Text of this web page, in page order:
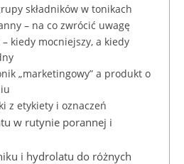
składników w tonikach
– na co zwrócić uwagę
kiedy mocniejszy, a kiedy
„marketingowy” a produkt o
z etykiety i oznaczeń
w rutynie porannej i
i hydrolatu do różnych